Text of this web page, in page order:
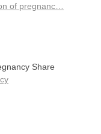
of pregnanc…
Share